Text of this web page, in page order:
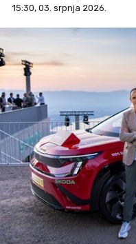
15:30, 03. srpnja 2026.